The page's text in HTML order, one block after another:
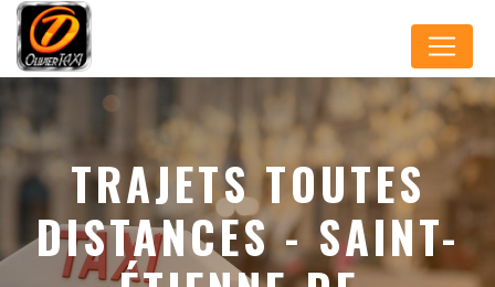
TRAJETS TOUTES
DISTANCES - SAINT-
Panneau de gestion des cookies